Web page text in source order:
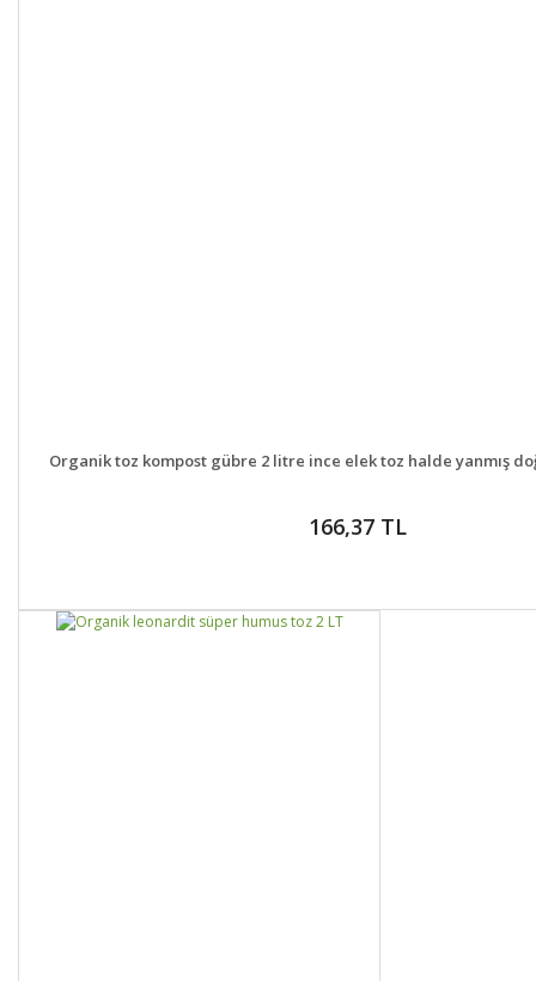
DETAYLAR
Organik toz kompost gübre 2 litre ince elek toz halde yanmış
166,37 TL